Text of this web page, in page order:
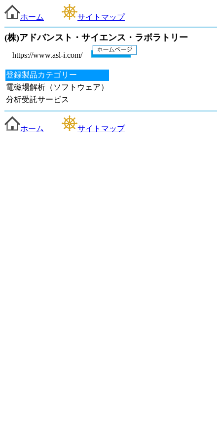
ホーム サイトマップ
(株)アドバンスト・サイエンス・ラボラトリー
https://www.asl-i.com/
登録製品カテゴリー
電磁場解析（ソフトウェア）
分析受託サービス
ホーム サイトマップ